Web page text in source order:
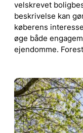
velskrevet
beskrivelse kan
køberens
øge både
ejendomme.